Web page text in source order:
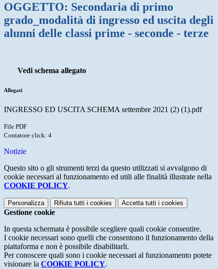
OGGETTO: Secondaria di primo
grado_modalità di ingresso ed uscita degli
alunni delle classi prime - seconde - terze
Vedi schema allegato
Allegati
INGRESSO ED USCITA SCHEMA settembre 2021 (2) (1).pdf
File PDF
Contatore click: 4
Notizie
Questo sito o gli strumenti terzi da questo utilizzati si avvalgono di
cookie necessari al funzionamento ed utili alle finalità illustrate nella
COOKIE POLICY.
Personalizza Rifiuta tutti i cookies Accetta tutti i cookies
Gestione cookie
In questa schermata è possibile scegliere quali cookie consentire.
I cookie necessari sono quelli che consentono il funzionamento della
piattaforma e non è possibile disabilitarli.
Per conoscere quali sono i cookie necessari al funzionamento potete
visionare la COOKIE POLICY.